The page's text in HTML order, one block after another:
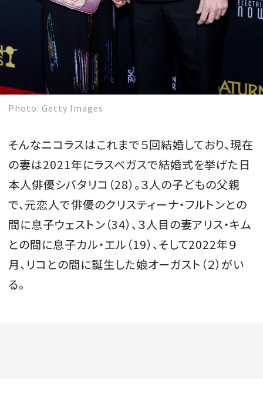
Photo: Getty Images
そんなニコラスはこれまで５回結婚しており、現在
の妻は2021年にラスベガスで結婚式を挙げた日
本人俳優シバタリコ（28）。３人の子どもの父親
で、元恋人で俳優のクリスティーナ・フルトンとの
間に息子ウェストン（34）、３人目の妻アリス・キム
との間に息子カル・エル（19）、そして2022年９
月、リコとの間に誕生した娘オーガスト（２）がい
る。